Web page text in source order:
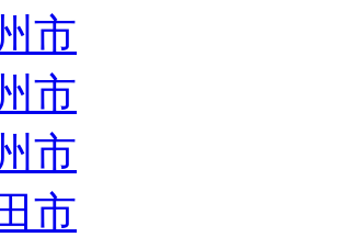
市
市
市
市